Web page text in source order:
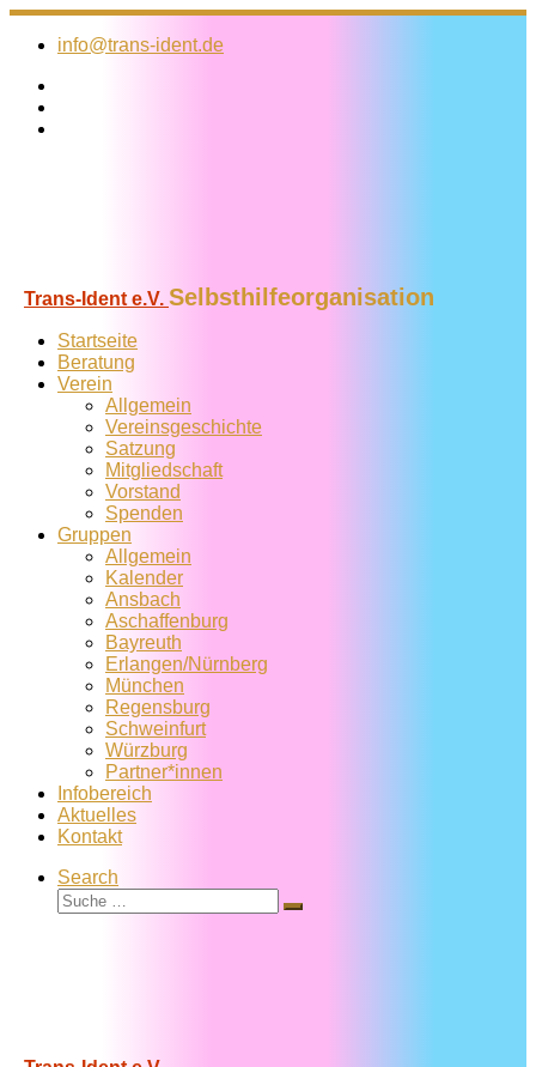
Zum
Inhalt
info@trans-ident.de
Trans-Ident e.V. Selbsthilfeorganisation
Startseite
Beratung
Verein
Allgemein
Vereins­geschichte
Satzung
Mitglied­schaft
Vorstand
Spenden
Gruppen
Allgemein
Kalender
Ansbach
Aschaffenburg
Bayreuth
Erlangen/Nürnberg
München
Regensburg
Schweinfurt
Würzburg
Partner*innen
Infobereich
Aktuelles
Kontakt
Search
Suche
Suche